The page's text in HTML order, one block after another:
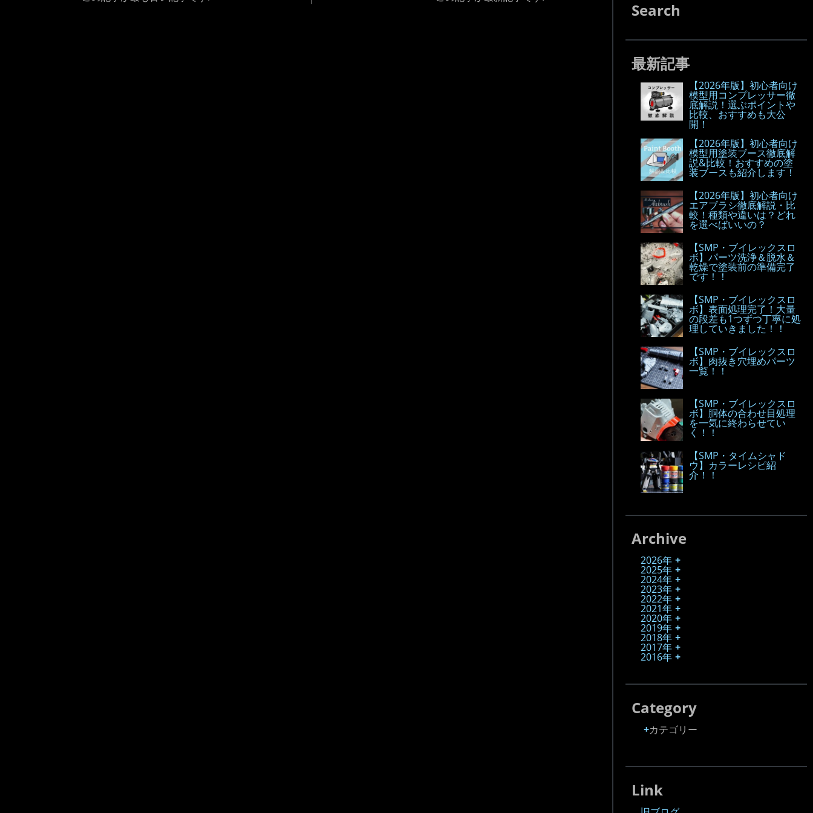
Search
最新記事
【2026年版】初心者向け
模型用コンプレッサー徹
底解説！選ぶポイントや
比較、おすすめも大公
開！
【2026年版】初心者向け
模型用塗装ブース徹底解
説&比較！おすすめの塗
装ブースも紹介します！
【2026年版】初心者向け
エアブラシ徹底解説・比
較！種類や違いは？どれ
を選べばいいの？
【SMP・ブイレックスロ
ボ】パーツ洗浄＆脱水＆
乾燥で塗装前の準備完了
です！！
【SMP・ブイレックスロ
ボ】表面処理完了！大量
の段差も1つずつ丁寧に処
理していきました！！
【SMP・ブイレックスロ
ボ】肉抜き穴埋めパーツ
一覧！！
【SMP・ブイレックスロ
ボ】胴体の合わせ目処理
を一気に終わらせてい
く！！
【SMP・タイムシャド
ウ】カラーレシピ紹
介！！
Archive
2026年
2025年
2024年
2023年
2022年
2021年
2020年
2019年
2018年
2017年
2016年
Category
カテゴリー
Link